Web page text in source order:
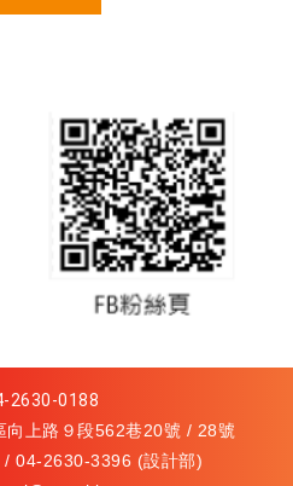
2630-0188
上路９段562巷20號 / 28號
04-2630-3396 (設計部)